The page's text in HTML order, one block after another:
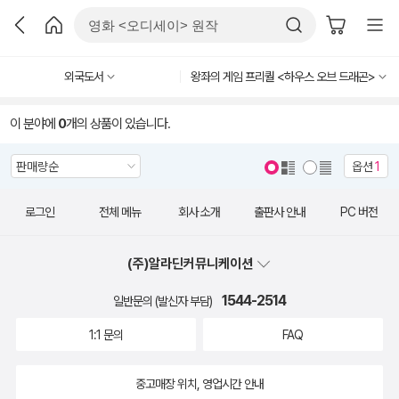
외국도서 왕좌의 게임 프리퀄 <하우스 오브 드래곤>
이 분야에 0개의 상품이 있습니다.
옵션1
로그인 전체 메뉴 회사 소개 출판사 안내 PC 버전
(주)알라딘커뮤니케이션
일반문의 (발신자 부담) 1544-2514
1:1 문의 FAQ
중고매장 위치, 영업시간 안내